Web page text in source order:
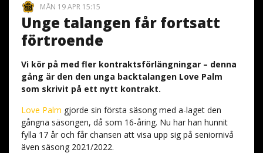
MÅN 19 APR 15:15
Unge talangen får fortsatt
förtroende
Vi kör på med fler kontraktsförlängningar – denna
gång är den den unga backtalangen Love Palm
som skrivit på ett nytt kontrakt.
Love Palm gjorde sin första säsong med a-laget den
gångna säsongen, då som 16-åring. Nu har han hunnit
fylla 17 år och får chansen att visa upp sig på seniornivå
även säsong 2021/2022.